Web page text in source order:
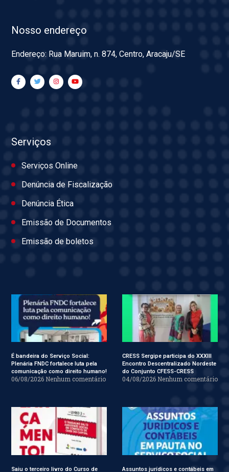
Nosso endereço
Endereço: Rua Maruim, n. 874, Centro, Aracaju/SE
Serviços
Serviços Online
Denúncia de Fiscalização
Denúncia Ética
Emissão de Documentos
Emissão de boletos
É bandeira do Serviço Social:
Plenária FNDC fortalece luta pela
comunicação como direito humano!
06/08/2026 Nenhum comentário
CRESS Sergipe participa do XXXIII
Encontro Descentralizado Nordeste
do Conjunto CFESS-CRESS
04/08/2026 Nenhum comentário
Saiu o terceiro livro do Curso de Assuntos jurídicos e contábeis em